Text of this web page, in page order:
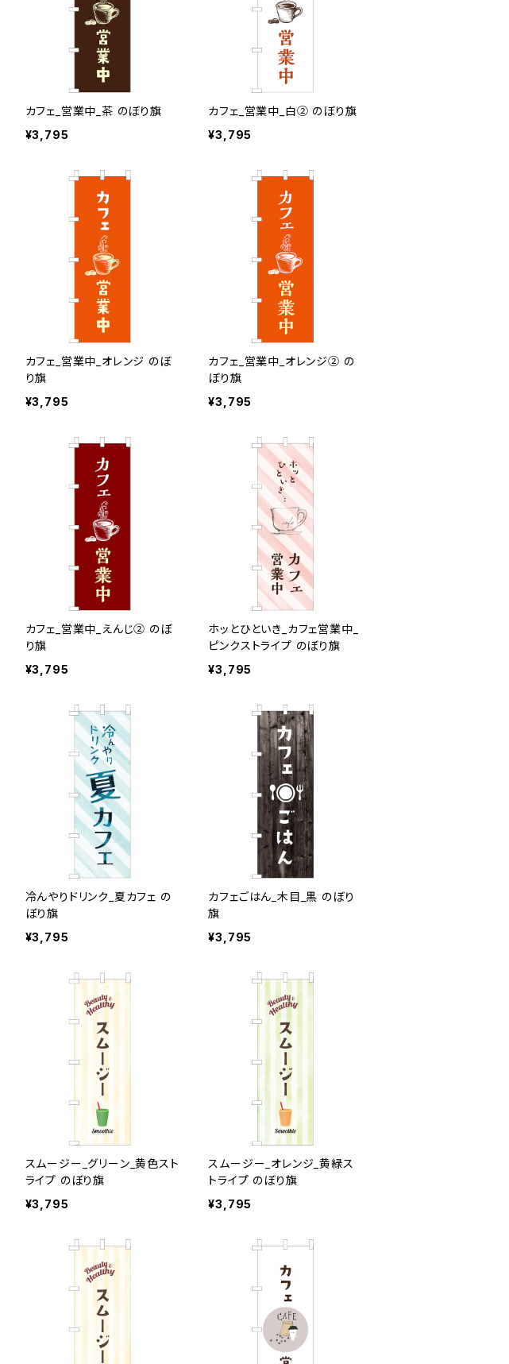
カフェ_営業中_茶 のぼり旗
¥3,795
カフェ_営業中_白② のぼり旗
¥3,795
カフェ_営業中_オレンジ のぼ
り旗
¥3,795
カフェ_営業中_オレンジ② の
ぼり旗
¥3,795
カフェ_営業中_えんじ② のぼ
り旗
¥3,795
ホッとひといき_カフェ営業中_
ピンクストライプ のぼり旗
¥3,795
冷んやりドリンク_夏カフェ の
ぼり旗
¥3,795
カフェごはん_木目_黒 のぼり
旗
¥3,795
スムージー_グリーン_黄色スト
ライプ のぼり旗
¥3,795
スムージー_オレンジ_黄緑ス
トライプ のぼり旗
¥3,795